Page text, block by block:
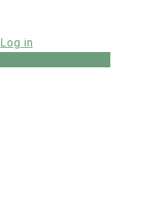
Log in